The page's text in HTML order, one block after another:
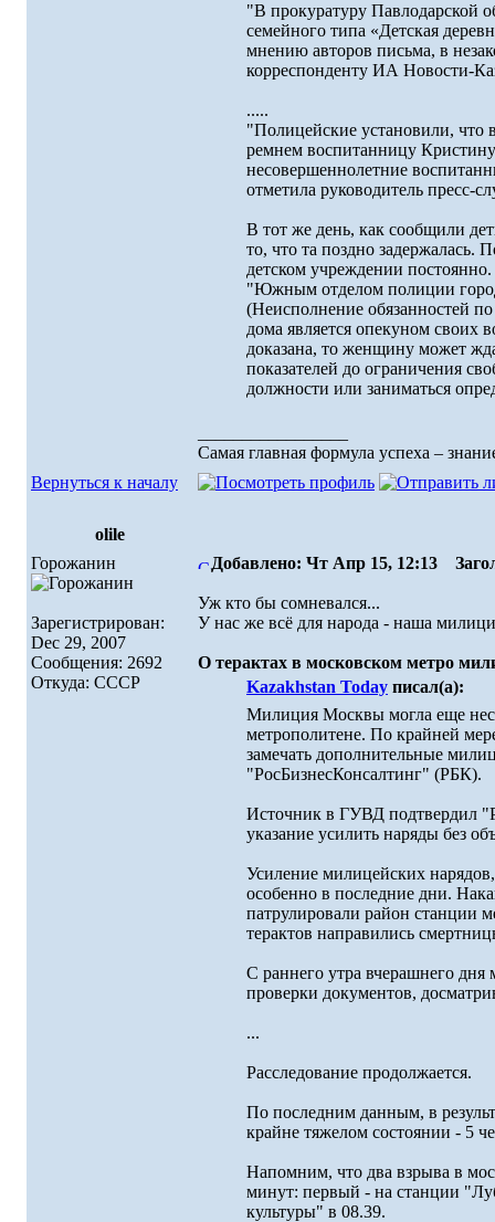
"В прокуратуру Павлодарской
семейного типа «Детская
мнению авторов письма, в
корреспонденту ИА Новости-
.....
"Полицейские установили, что
ремнем воспитанницу
несовершеннолетние
отметила руководитель пресс-
В тот же день, как сообщили
то, что та поздно задержалась.
детском учреждении постоянно.
"Южным отделом полиции
(Неисполнение обязанностей
дома является опекуном своих
доказана, то женщину может
показателей до ограничения
должности или заниматься
Самая главная формула успеха –
Вернуться к началу
olile
Горожанин
Зарегистрирован:
Dec 29, 2007
Сообщения: 2692
Откуда: СССР
Добавлено: Чт Апр 15, 12:13
Уж кто бы сомневался...
У нас же всё для народа - наша
О терактах в московском метро
Kazakhstan Today писал(а):
Милиция Москвы могла еще
метрополитене. По крайней
замечать дополнительные
"РосБизнесКонсалтинг" (РБК).
Источник в ГУВД подтвердил
указание усилить наряды без
Усиление милицейских
особенно в последние дни.
патрулировали район станции
терактов направились
С раннего утра вчерашнего
проверки документов,
...
Расследование продолжается.
По последним данным, в
крайне тяжелом состоянии - 5
Напомним, что два взрыва в
минут: первый - на станции
культуры" в 08.39.